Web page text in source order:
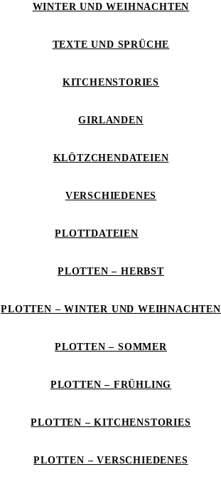
WINTER UND WEIHNACHTEN
TEXTE UND SPRÜCHE
KITCHENSTORIES
GIRLANDEN
KLÖTZCHENDATEIEN
VERSCHIEDENES
PLOTTDATEIEN
PLOTTEN – HERBST
PLOTTEN – WINTER UND WEIHNACHTEN
PLOTTEN – SOMMER
PLOTTEN – FRÜHLING
PLOTTEN – KITCHENSTORIES
PLOTTEN – VERSCHIEDENES